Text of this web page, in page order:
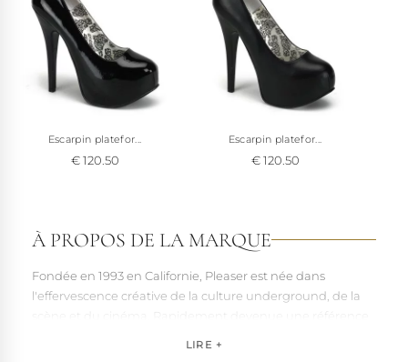
Escarpin platefor...
€ 120.50
Escarpin platefor...
€ 120.50
À PROPOS DE LA MARQUE
Fondée en 1993 en Californie, Pleaser est née dans
l'effervescence créative de la culture underground, de la
LIRE +